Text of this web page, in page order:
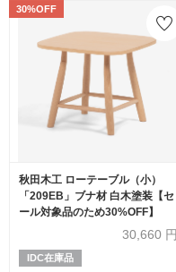
30%OFF
秋田木工 ローテーブル（小）
「209EB」ブナ材 白木塗装【セ
ール対象品のため30%OFF】
30,660 円
IDC在庫品